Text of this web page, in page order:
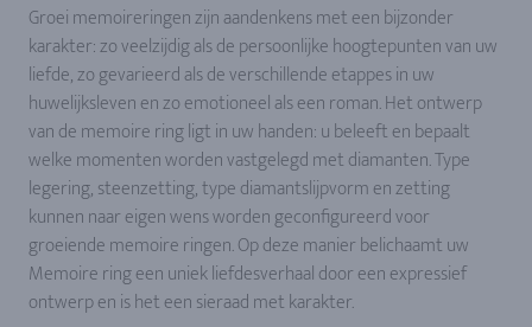
Groei memoireringen zijn aandenkens met een bijzonder
karakter: zo veelzijdig als de persoonlijke hoogtepunten van uw
liefde, zo gevarieerd als de verschillende etappes in uw
huwelijksleven en zo emotioneel als een roman. Het ontwerp
van de memoire ring ligt in uw handen: u beleeft en bepaalt
welke momenten worden vastgelegd met diamanten. Type
legering, steenzetting, type diamantslijpvorm en zetting
kunnen naar eigen wens worden geconfigureerd voor
groeiende memoire ringen. Op deze manier belichaamt uw
Memoire ring een uniek liefdesverhaal door een expressief
ontwerp en is het een sieraad met karakter.